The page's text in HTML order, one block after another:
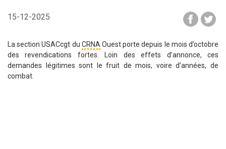
15-12-2025
La section USACcgt du CRNA Ouest porte depuis le mois d’octobre
des revendications fortes. Loin des effets d’annonce, ces
demandes légitimes sont le fruit de mois, voire d’années, de
combat.